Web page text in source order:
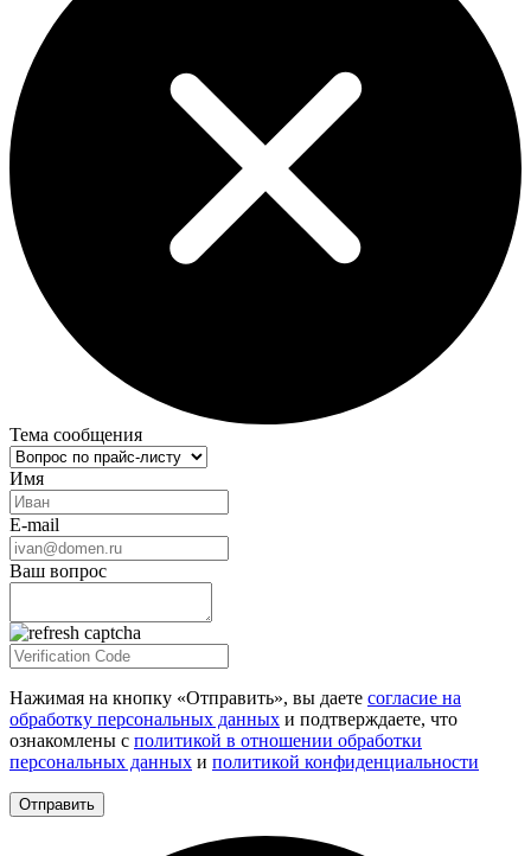
Тема сообщения
Имя
E-mail
Ваш вопрос
Нажимая на кнопку «Отправить», вы даете согласие на
обработку персональных данных и подтверждаете, что
ознакомлены с политикой в отношении обработки
персональных данных и политикой конфиденциальности